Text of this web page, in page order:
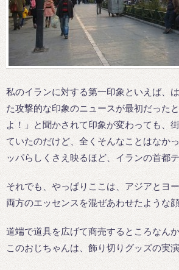
私のイランに対する第一印象といえば、
た攻撃的な印象のニュースが最初だった
よ！」と聞かされて印象が変わっても、
ていたのだけど、全くそんなことはなか
ッパらしくさえ映るほど、イランの首都
それでも、やっぱりここは、アジアとヨ
両方のエッセンスを混ぜあわせたような
道端で道具を広げて商売するところなん
このおじちゃんは、飾り切りグッズの実演